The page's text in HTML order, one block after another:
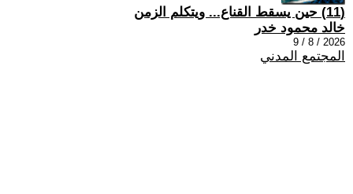
(11) حين يسقط القناع... ويتكلم الزمن
خالد محمود خدر
2026 / 8 / 9
المجتمع المدني